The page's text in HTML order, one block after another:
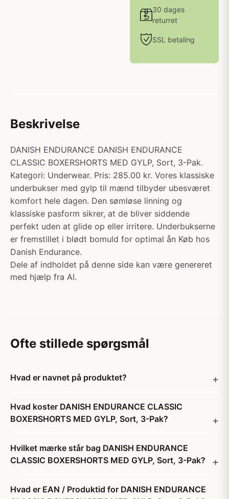
30 dages
returret
SSL betaling
Beskrivelse
DANISH ENDURANCE DANISH ENDURANCE
CLASSIC BOXERSHORTS MED GYLP, Sort, 3-Pak.
Kategori: Underwear. Pris: 285.00 kr. Vores klassiske
underbukser med gylp til mænd tilbyder ubesværet
komfort hele dagen. Den sømløse linning og
klassiske pasform sikrer, at de bliver siddende
perfekt uden at glide op eller irritere. Underbukserne
er fremstillet i blødt bomuld for optimal ån Køb hos
Danish Endurance.
Dele af indholdet på denne side kan være genereret
med hjælp fra AI.
Ofte stillede spørgsmål
Hvad er navnet på produktet?
Hvad koster DANISH ENDURANCE CLASSIC
BOXERSHORTS MED GYLP, Sort, 3-Pak?
Hvilket mærke står bag DANISH ENDURANCE
CLASSIC BOXERSHORTS MED GYLP, Sort, 3-Pak?
Hvad er EAN / Produktid for DANISH ENDURANCE